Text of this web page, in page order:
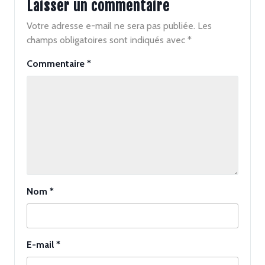
Laisser un commentaire
Votre adresse e-mail ne sera pas publiée. Les
champs obligatoires sont indiqués avec *
Commentaire *
Nom *
E-mail *